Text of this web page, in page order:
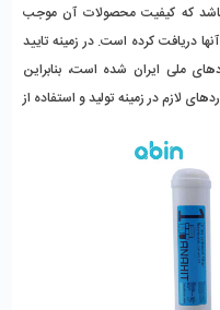
باشد که کیفیت محصولات آن موجب
دریافت کرده است. در زمینه تایید
ملی ایران شده است، بنابراین
لازم در زمینه تولید و استفاده از